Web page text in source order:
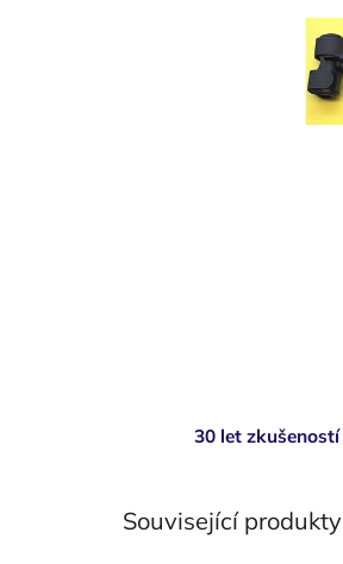
30 let zkušeností
Související produkty